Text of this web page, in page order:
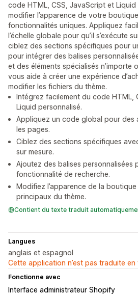
code HTML, CSS, JavaScript et
modifier l’apparence de votre
fonctionnalités uniques. Appliquez
l’échelle globale pour qu’il s’exécute
ciblez des sections spécifiques pour
pour intégrer des balises
et des éléments spécialisés n’importe
vous aide à créer une expérience
modifier les fichiers du thème.
Intégrez facilement du code HTML,
Liquid personnalisé.
Appliquez un code global pour des
les pages.
Ciblez des sections spécifiques
sur mesure.
Ajoutez des balises personnalisées
fonctionnalité de recherche.
Modifiez l’apparence de la
principaux du thème.
Contient du texte traduit
Langues
anglais et espagnol
Cette application n’est pas traduite en
Fonctionne avec
Interface administrateur Shopify